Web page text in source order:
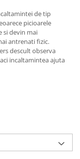
de tip
picioarele
si devin mai
antrenati fizic.
descult observa
incaltamintea ajuta